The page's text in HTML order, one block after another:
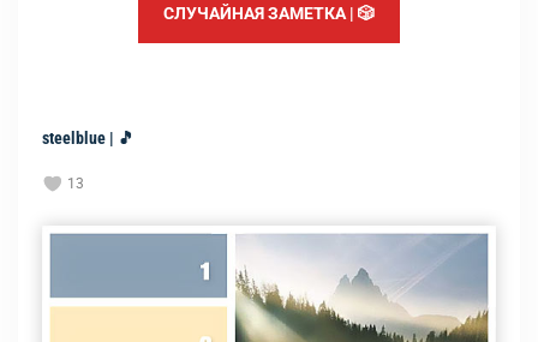
СЛУЧАЙНАЯ ЗАМЕТКА | 🎲
steelblue | 🎵
13